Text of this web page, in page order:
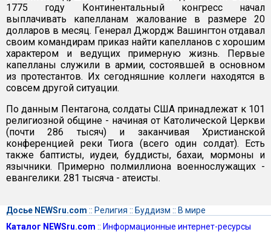
1775 году Континентальный конгресс начал
выплачивать капелланам жалование в размере 20
долларов в месяц. Генерал Джордж Вашингтон отдавал
своим командирам приказ найти капелланов с хорошим
характером и ведущих примерную жизнь. Первые
капелланы служили в армии, состоявшей в основном
из протестантов. Их сегодняшние коллеги находятся в
совсем другой ситуации.
По данным Пентагона, солдаты США принадлежат к 101
религиозной общине - начиная от Католической Церкви
(почти 286 тысяч) и заканчивая Христианской
конференцией реки Тиога (всего один солдат). Есть
также баптисты, иудеи, буддисты, бахаи, мормоны и
язычники. Примерно полмиллиона военнослужащих -
евангелики. 281 тысяча - атеисты.
Досье NEWSru.com :: Религия :: Буддизм :: В мире
Каталог NEWSru.com :: Информационные интернет-ресурсы